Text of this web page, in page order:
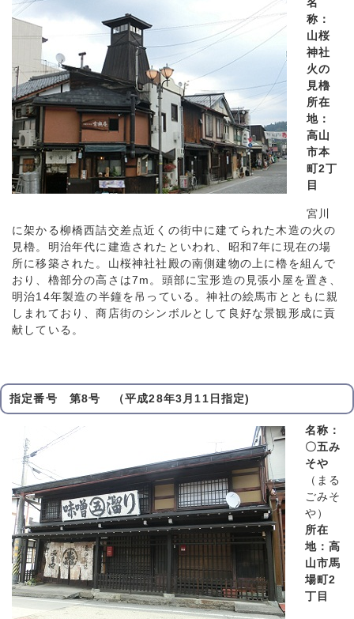
名
称：
山桜
神社
火の
見櫓
所在
地：
高山
市本
町2丁
目
宮川
に架かる柳橋西詰交差点近くの街中に建てられた木造の火の
見櫓。明治年代に建造されたといわれ、昭和7年に現在の場
所に移築された。山桜神社社殿の南側建物の上に櫓を組んで
おり、櫓部分の高さは7m。頭部に宝形造の見張小屋を置き、
明治14年製造の半鐘を吊っている。神社の絵馬市とともに親
しまれており、商店街のシンボルとして良好な景観形成に貢
献している。
指定番号 第8号 （平成28年3月11日指定)
名称：
〇五み
そや
（まる
ごみそ
や）
所在
地：高
山市馬
場町2
丁目